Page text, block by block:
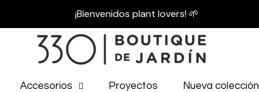
¡Bienvenidos plant lovers! 🌱
Accesorios Proyectos Nueva colección